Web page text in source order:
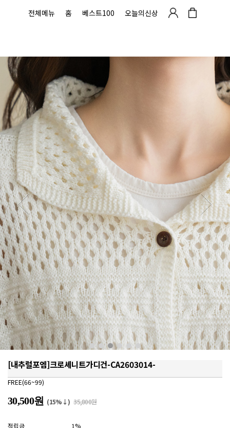
전체메뉴 홈 베스트100 오늘의신상
[내추럴포엠]크로셰니트가디건-CA2603014-
FREE(66~99)
30,500원 (15%↓) 35,800원
적립금 1%